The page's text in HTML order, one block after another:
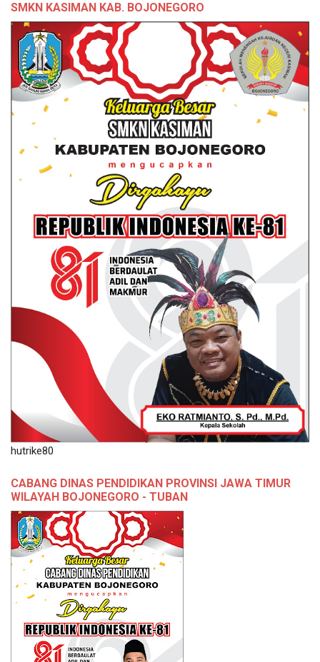
SMKN KASIMAN KAB. BOJONEGORO
hutrike80
CABANG DINAS PENDIDIKAN PROVINSI JAWA TIMUR
WILAYAH BOJONEGORO - TUBAN